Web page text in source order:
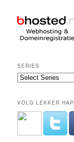
SERIES
VOLG LEKKER